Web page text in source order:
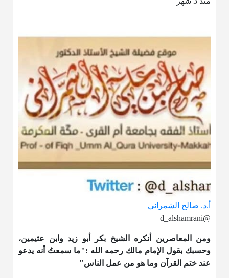
أ.د. صالح الشمراني
@d_alshamrani
ومن المعاصرين أنكره الشيخ بكر أبو زيد وابن عثيمين،
وحسبك بقول الإمام مالك رحمه الله :"ما سمعتُ أنه يدعو
عند ختم القرآن وما هو من عمل الناس"